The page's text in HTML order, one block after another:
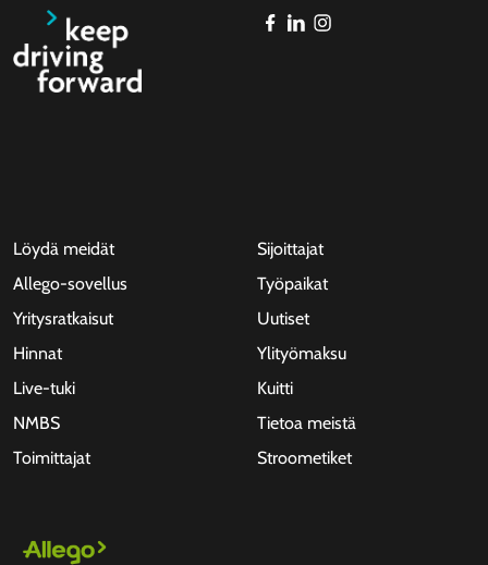
Löydä meidät
Allego-sovellus
Yritysratkaisut
Hinnat
Live-tuki
NMBS
Toimittajat
Sijoittajat
Työpaikat
Uutiset
Ylityömaksu
Kuitti
Tietoa meistä
Stroometiket